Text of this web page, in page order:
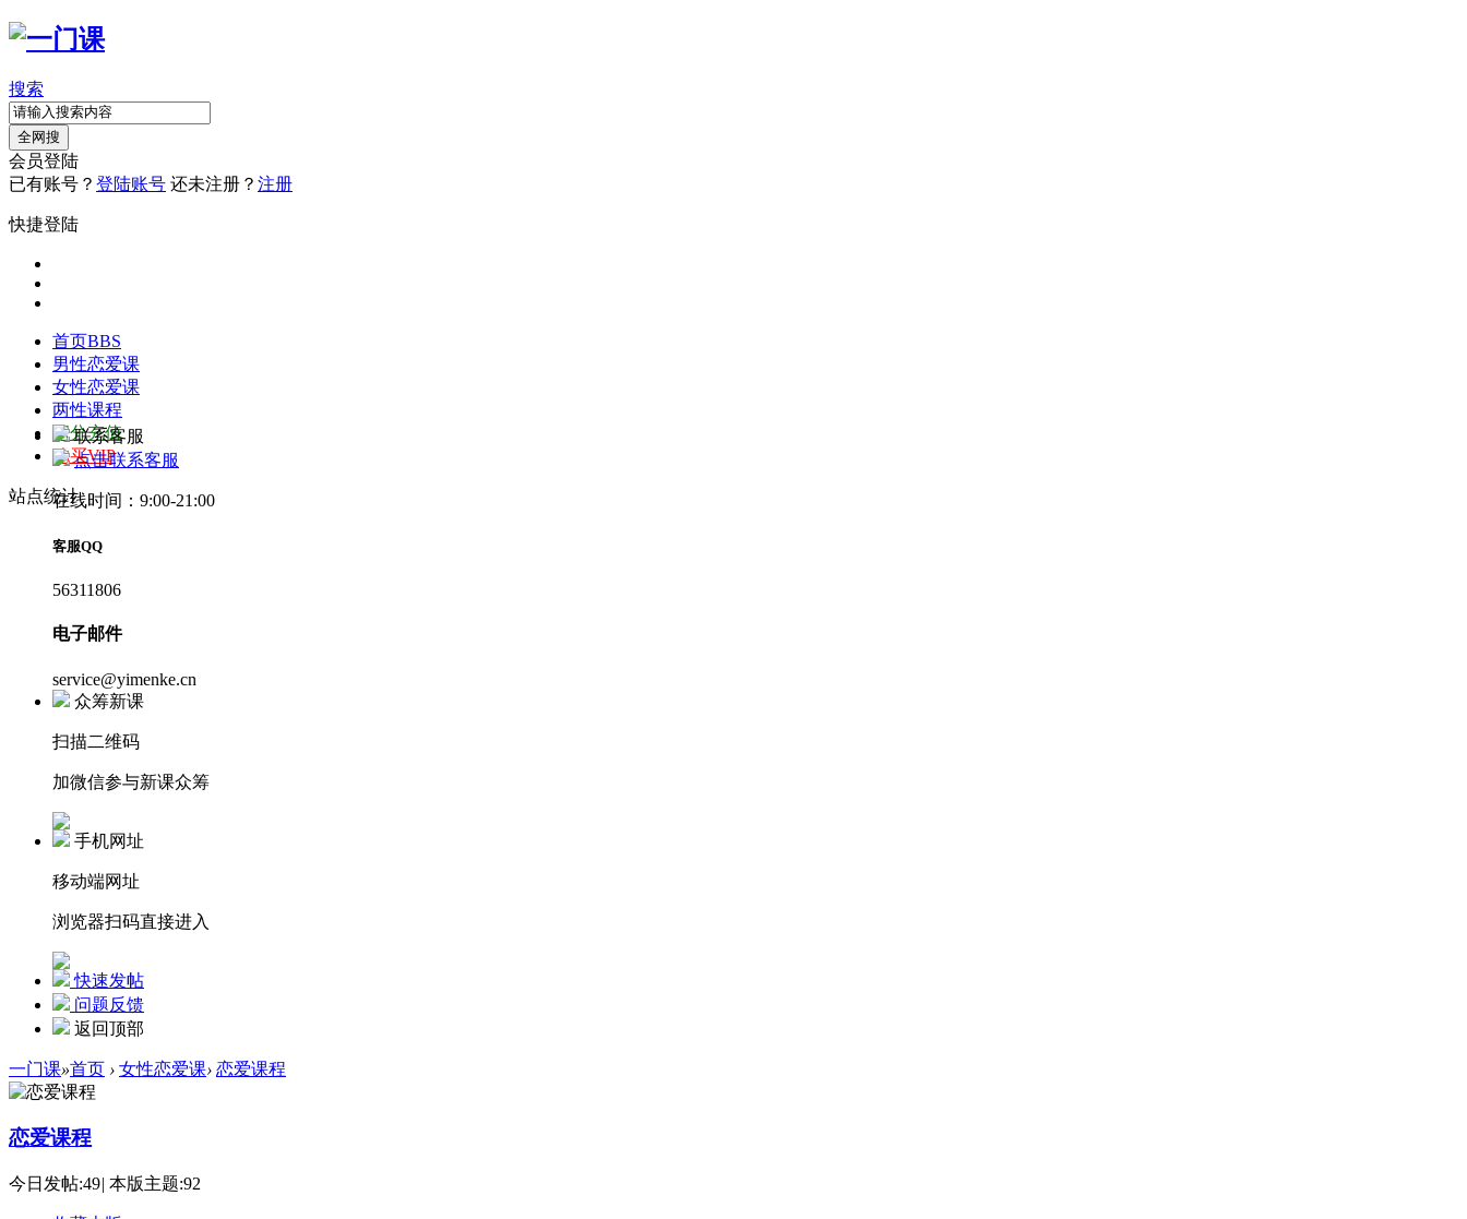
搜索
全网搜
会员登陆
已有账号？ 登陆账号 还未注册？ 注册
快捷登陆
首页BBS
男性恋爱课
女性恋爱课
两性课程
积分充值
购买VIP
站点统计
联系客服
点击联系客服
在线时间：9:00-21:00
客服QQ
56311806
电子邮件
service@yimenke.cn
众筹新课
扫描二维码
加微信参与新课众筹
手机网址
移动端网址
浏览器扫码直接进入
快速发帖
问题反馈
返回顶部
一门课»首页 › 女性恋爱课› 恋爱课程
恋爱课程
今日发帖:49| 本版主题:92